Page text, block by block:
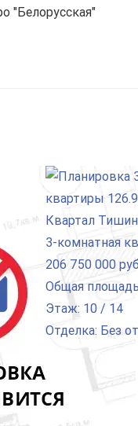
"Белорусская"
3-комнатная
206 750 000
Общая
Этаж: 10 / 14
Отделка: Без